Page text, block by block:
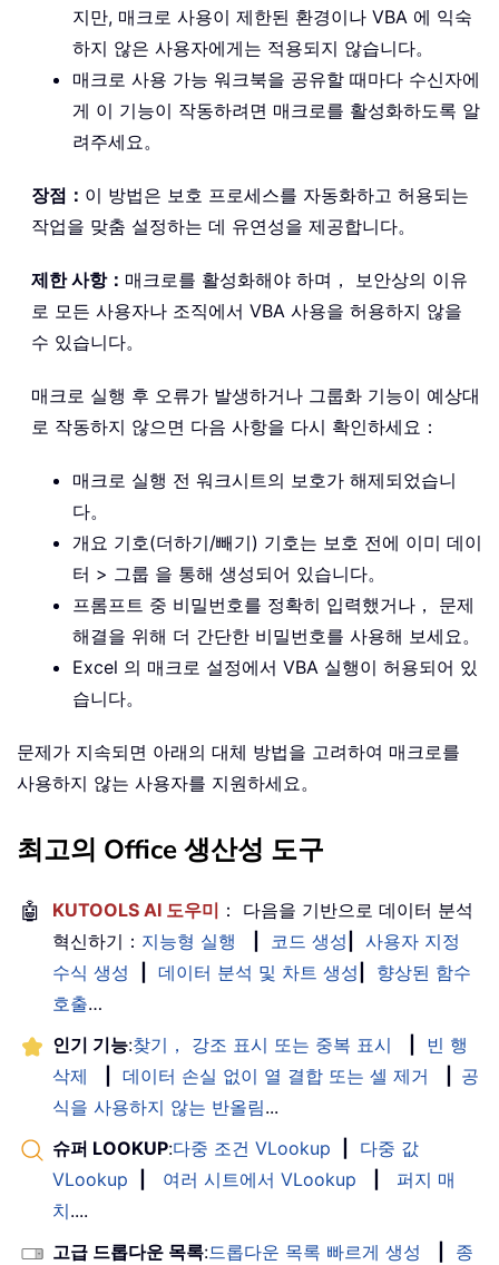
지만, 매크로 사용이 제한된 환경이나 VBA 에 익숙
하지 않은 사용자에게는 적용되지 않습니다。
매크로 사용 가능 워크북을 공유할 때마다 수신자에
게 이 기능이 작동하려면 매크로를 활성화하도록 알
려주세요。
장점： 이 방법은 보호 프로세스를 자동화하고 허용되는
작업을 맞춤 설정하는 데 유연성을 제공합니다。
제한 사항： 매크로를 활성화해야 하며， 보안상의 이유
로 모든 사용자나 조직에서 VBA 사용을 허용하지 않을
수 있습니다。
매크로 실행 후 오류가 발생하거나 그룹화 기능이 예상대
로 작동하지 않으면 다음 사항을 다시 확인하세요：
매크로 실행 전 워크시트의 보호가 해제되었습니
다。
개요 기호(더하기/빼기) 기호는 보호 전에 이미 데이
터 > 그룹 을 통해 생성되어 있습니다。
프롬프트 중 비밀번호를 정확히 입력했거나， 문제
해결을 위해 더 간단한 비밀번호를 사용해 보세요。
Excel 의 매크로 설정에서 VBA 실행이 허용되어 있
습니다。
문제가 지속되면 아래의 대체 방법을 고려하여 매크로를
사용하지 않는 사용자를 지원하세요。
최고의 Office 생산성 도구
🤖 KUTOOLS AI 도우미 ： 다음을 기반으로 데이터 분석
혁신하기： 지능형 실행 코드 생성
사용자 지정
수식 생성
데이터 분석 및 차트 생성
향상된 함수
호출…
인기 기능:찾기， 강조 표시 또는 중복 표시
빈 행
삭제
데이터 손실 없이 열 결합 또는 셀 제거
공
식을 사용하지 않는 반올림...
슈퍼 LOOKUP:다중 조건 VLookup
다중 값
VLookup
여러 시트에서 VLookup
퍼지 매
치....
고급 드롭다운 목록:드롭다운 목록 빠르게 생성
종